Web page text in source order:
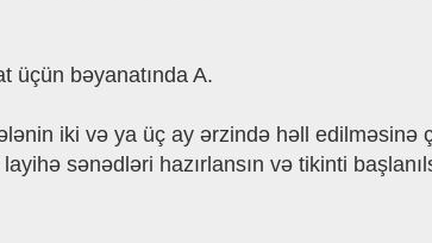
üçün bəyanatında A.
iki və ya üç ay ərzində həll edilməsinə
sənədləri hazırlansın və tikinti